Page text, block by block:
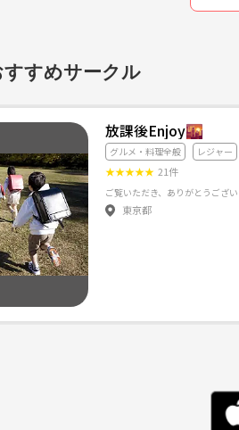
すめサークル
放課後Enjoy🌇
グルメ・料理全般 レジャー
★★★★★ 21件
東京都